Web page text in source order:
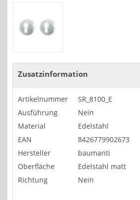
Zusatzinformation
Artikelnummer
SR_8100_E
Ausführung
Nein
Material
Edelstahl
EAN
8426779902673
Hersteller
baumanti
Oberfläche
Edelstahl matt
Richtung
Nein